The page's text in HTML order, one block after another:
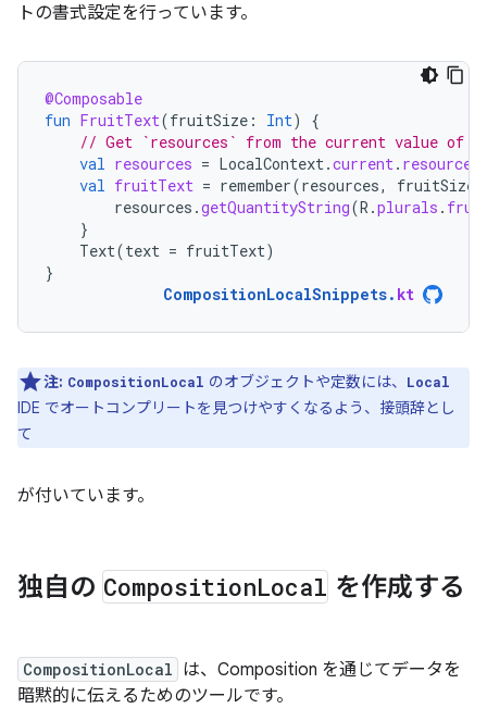
トの書式設定を行っています。
@Composable
fun FruitText(fruitSize : Int)
{
// Get `resources` from the current value of
val resources = LocalContext.current. resources
val fruitText = remember(resources, fruitSize
resources .getQuantityString(R .plurals .
}
Text(text = fruitText)
}
CompositionLocalSnippets. kt
注: CompositionLocal のオブジェクトや定数には、 Local
IDE でオートコンプリートを見つけやすくなるよう、接頭辞とし
て
が付いています。
独自の CompositionLocal を作成する
CompositionLocal は、Composition を通じてデータを
暗黙的に伝えるためのツールです。